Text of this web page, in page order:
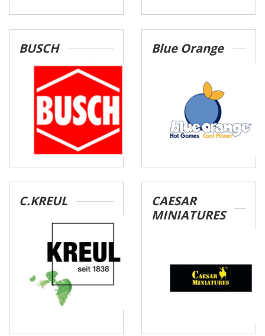
BUSCH Blue Orange
C.KREUL
CAESAR
MINIATURES